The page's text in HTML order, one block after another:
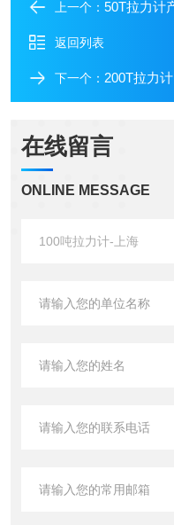
上一个： 50T拉力计
返回列表
下一个： 200T拉力计
在线留言
ONLINE MESSAGE